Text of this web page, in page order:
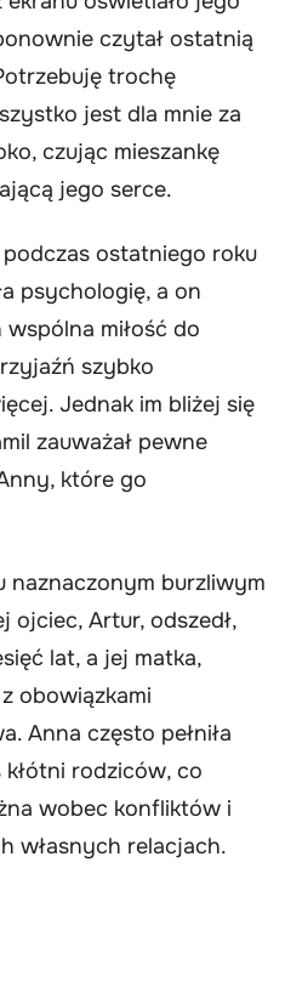
czytał ostatnią
trochę
jest dla mnie za
czując mieszankę
jego serce.
ostatniego roku
psychologię, a on
wspólna miłość do
szybko
Jednak im bliżej się
zauważał pewne
które go
naznaczonym burzliwym
ojciec, Artur, odszedł,
lat, a jej matka,
obowiązkami
Anna często pełniła
rodziców, co
wobec konfliktów i
własnych relacjach.